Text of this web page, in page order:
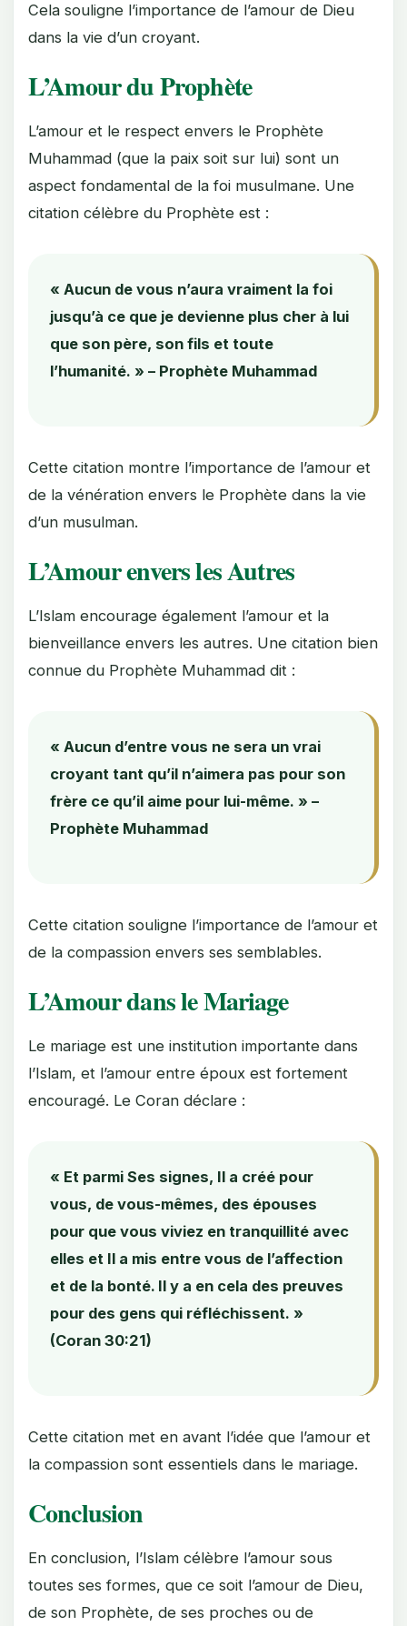
Cela souligne l’importance de l’amour de Dieu
dans la vie d’un croyant.
L’Amour du Prophète
L’amour et le respect envers le Prophète
Muhammad (que la paix soit sur lui) sont un
aspect fondamental de la foi musulmane. Une
citation célèbre du Prophète est :
« Aucun de vous n’aura vraiment la foi
jusqu’à ce que je devienne plus cher à lui
que son père, son fils et toute
l’humanité. » – Prophète Muhammad
Cette citation montre l’importance de l’amour et
de la vénération envers le Prophète dans la vie
d’un musulman.
L’Amour envers les Autres
L’Islam encourage également l’amour et la
bienveillance envers les autres. Une citation bien
connue du Prophète Muhammad dit :
« Aucun d’entre vous ne sera un vrai
croyant tant qu’il n’aimera pas pour son
frère ce qu’il aime pour lui-même. » –
Prophète Muhammad
Cette citation souligne l’importance de l’amour et
de la compassion envers ses semblables.
L’Amour dans le Mariage
Le mariage est une institution importante dans
l’Islam, et l’amour entre époux est fortement
encouragé. Le Coran déclare :
« Et parmi Ses signes, Il a créé pour
vous, de vous-mêmes, des épouses
pour que vous viviez en tranquillité avec
elles et Il a mis entre vous de l’affection
et de la bonté. Il y a en cela des preuves
pour des gens qui réfléchissent. »
(Coran 30:21)
Cette citation met en avant l’idée que l’amour et
la compassion sont essentiels dans le mariage.
Conclusion
En conclusion, l’Islam célèbre l’amour sous
toutes ses formes, que ce soit l’amour de Dieu,
de son Prophète, de ses proches ou de